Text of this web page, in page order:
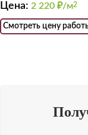
Цена: 2 220 ₽/м2
Смотреть цену